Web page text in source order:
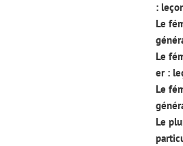
:
Le
Le
er :
Le
Le